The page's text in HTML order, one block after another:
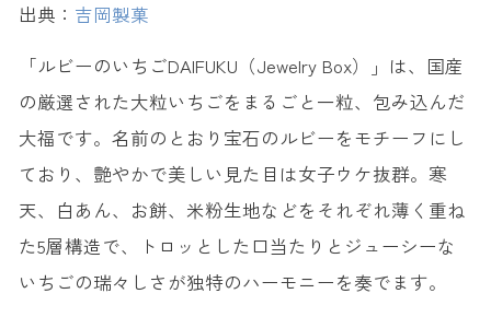
出典： 吉岡製菓
「ルビーのいちごDAIFUKU（Jewelry Box）」は、国産
の厳選された大粒いちごをまるごと一粒、包み込んだ
大福です。名前のとおり宝石のルビーをモチーフにし
ており、艶やかで美しい見た目は女子ウケ抜群。寒
天、白あん、お餅、米粉生地などをそれぞれ薄く重ね
た5層構造で、トロッとした口当たりとジューシーな
いちごの瑞々しさが独特のハーモニーを奏でます。